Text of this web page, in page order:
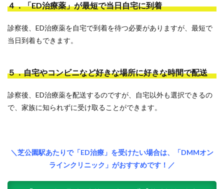
４．「ED治療薬」が最短で当日自宅に到着
診察後、ED治療薬を自宅で到着を待つ必要がありますが、最短で
当日到着もできます。
５．自宅やコンビニなど好きな場所に好きな時間で配送
診察後、ED治療薬を配送するのですが、自宅以外も選択できるの
で、家族に知られずに受け取ることができます。
＼芝公園駅あたりで「ED治療」を受けたい場合は、「DMMオン
ラインクリニック」がおすすめです！／